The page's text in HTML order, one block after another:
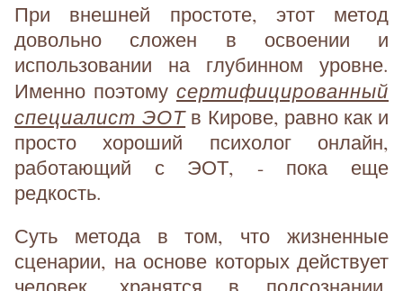
При внешней простоте, этот метод
довольно сложен в освоении и
использовании на глубинном уровне.
Именно поэтому сертифицированный
специалист ЭОТв Кирове, равно как и
просто хороший психолог онлайн,
работающий с ЭОТ, - пока еще
редкость.
Суть метода в том, что жизненные
сценарии, на основе которых действует